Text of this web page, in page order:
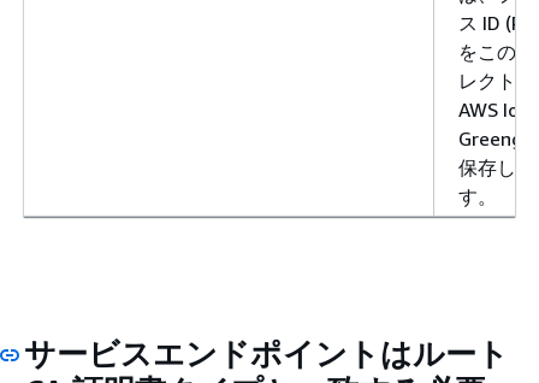
ス ID
をこの
レクト
AWS IoT
保存しま
す。
サービスエンドポイントはルート